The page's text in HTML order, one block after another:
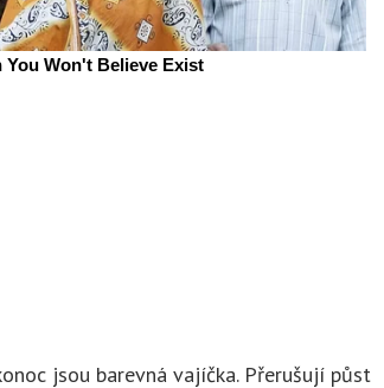
jsou barevná vajíčka. Přerušují půst